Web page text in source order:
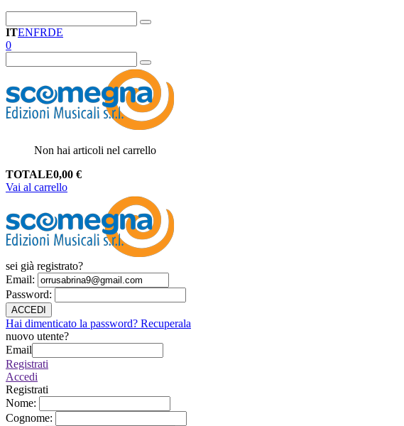
ITENFRDE
0
Non hai articoli nel carrello
TOTALE0,00 €
Vai al carrello
sei già registrato?
Email:
Password:
ACCEDI
Hai dimenticato la password? Recuperala
nuovo utente?
Email
Registrati
Accedi
Registrati
Nome:
Cognome: